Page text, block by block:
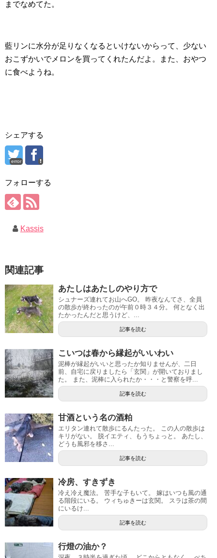
までなめてた。
藍リンに水分が足りなくなるといけないからって、少ない
おこずかいでメロンを買ってくれたんだよ。また、おやつ
に食べようね。
シェアする
error
フォローする
Kassis
関連記事
あたしはあたしのやり方で
シュナーズ連れてお山へGO。 昨夜なんてさ、全員
の散歩が終わったのが午前０時３４分。 何となく出
たかったんだと思うけど、...
記事を読む
こいつは春から縁起がいいわい
泥棒が縁起がいいと思ったか知りませんが、二日
前、自宅に戻りましたら「玄関」が開いておりまし
た。 また、泥棒に入られたか・・・と警察を呼...
記事を読む
甘酒という名の酒粕
エリタン連れて散歩にるんたった。 この人の散歩は
キリがない。 脱イエティ、もうちょっと。 あたし、
どうも風邪を移さ...
記事を読む
冷房、すきずき
冷え冷え魔法。 苦手な子もいて。 嫁はいつも風の通
る階段にいる。 ウィちゅきーは玄関。 スラは茶の間
にいるけ...
記事を読む
行燈の油か？